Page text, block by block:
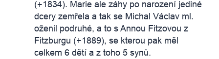
(+1834). Marie ale záhy po narození jediné
dcery zemřela a tak se Michal Václav ml.
oženil podruhé, a to s Annou Fitzovou z
Fitzburgu (+1889), se kterou pak měl
celkem 6 dětí a z toho 5 synů.